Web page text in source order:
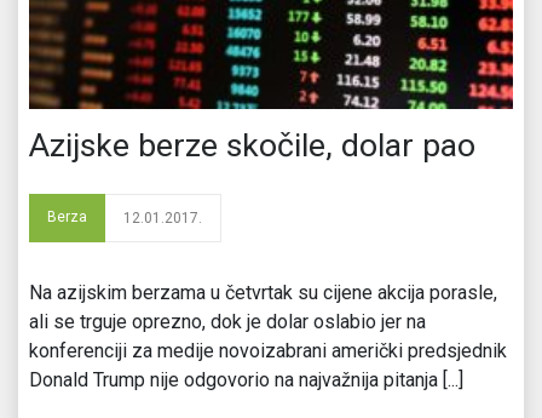
Azijske berze skočile, dolar pao
Berza 12.01.2017.
Na azijskim berzama u četvrtak su cijene akcija porasle,
ali se trguje oprezno, dok je dolar oslabio jer na
konferenciji za medije novoizabrani američki predsjednik
Donald Trump nije odgovorio na najvažnija pitanja [...]